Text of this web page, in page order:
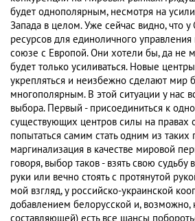
будет однополярным, несмотря на
Запада в целом. Уже сейчас видно, что
ресурсов для единоличного
союзе с Европой. Они хотели бы, да не
будет только усиливаться. Новые
укрепляться и неизбежно сделают мир
многополярным. В этой ситуации у нас
выбора. Первый - присоединиться к
существующих центров силы на правах
попытаться самим стать одним из таких
маргинализация в качестве мировой
говоря, выбор таков - взять свою судьбу
руки или вечно стоять с протянутой
мой взгляд, у российско-украинской
добавлением белорусской и, возможно,
составляющей) есть все шансы